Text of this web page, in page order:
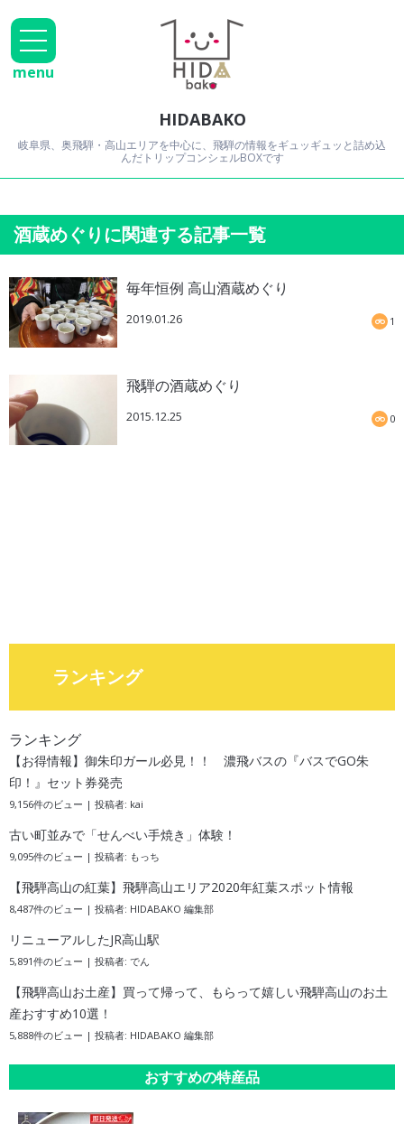
HIDABAKO
岐阜県、奥飛騨・高山エリアを中心に、飛騨の情報をギュッギュッと詰め込
んだトリップコンシェルBOXです
menu
酒蔵めぐりに関連する記事一覧
毎年恒例 高山酒蔵めぐり
2019.01.26 1
飛騨の酒蔵めぐり
2015.12.25 0
ランキング
ランキング
【お得情報】御朱印ガール必見！！ 濃飛バスの『バスでGO朱
印！』セット券発売
9,156件のビュー | 投稿者: kai
古い町並みで「せんべい手焼き」体験！
9,095件のビュー | 投稿者: もっち
【飛騨高山の紅葉】飛騨高山エリア2020年紅葉スポット情報
8,487件のビュー | 投稿者: HIDABAKO 編集部
リニューアルしたJR高山駅
5,891件のビュー | 投稿者: でん
【飛騨高山お土産】買って帰って、もらって嬉しい飛騨高山のお土
産おすすめ10選！
5,888件のビュー | 投稿者: HIDABAKO 編集部
おすすめの特産品